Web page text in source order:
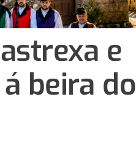
e
beira do